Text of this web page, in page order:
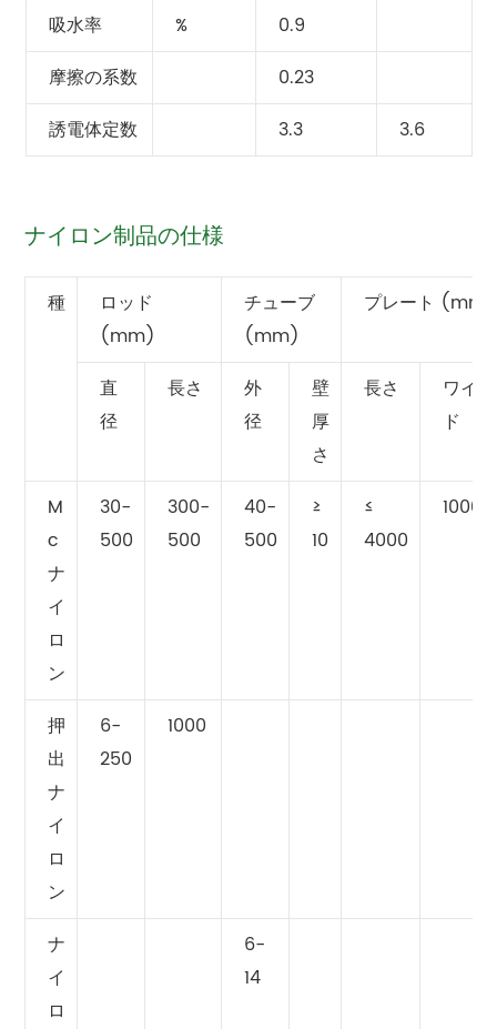
吸水率 %
0.9
摩擦の系数
0.23
誘電体定数
3.3 3.6
ナイロン制品の仕様
種
ロッド
(mm)
チューブ
(mm)
プレート (mm)
直
径
長さ
外
径
壁
厚
さ
長さ
ワイ
ド
M
c
ナ
イ
ロ
ン
30-
500
300-
500
40-
500
≥
10
≤
4000
1000
押
出
ナ
イ
ロ
ン
6-
250
1000
ナ
イ
ロ
6-
14